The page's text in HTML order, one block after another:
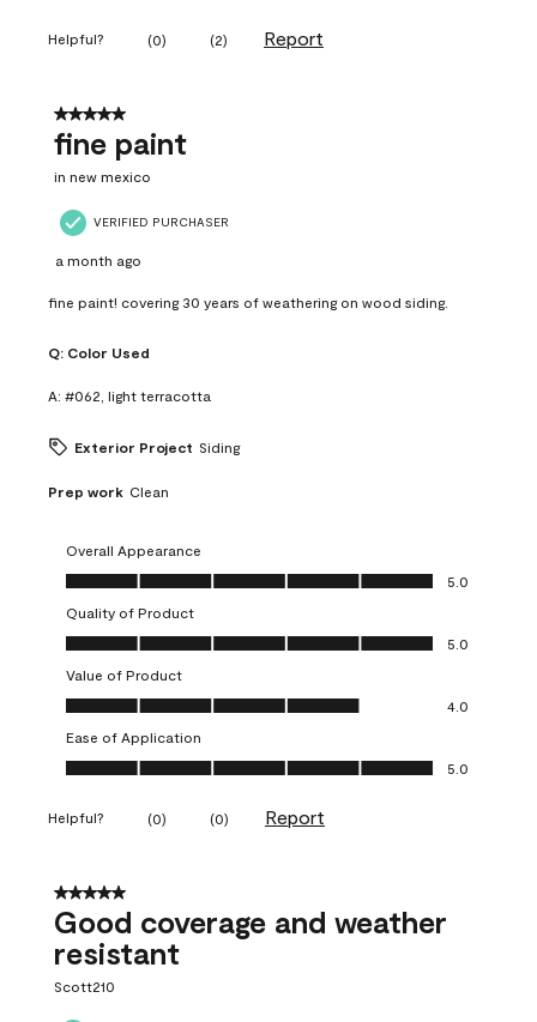
Helpful? (0) (2) Report
5 out of 5 stars.
fine paint
in new mexico
VERIFIED PURCHASER
a month ago
fine paint! covering 30 years of weathering on wood siding.
Q: Color Used
A: #062, light terracotta
Exterior Project Siding
Prep work Clean
Overall Appearance
Overall Appearance, 5.0 out of 5
5.0
Quality of Product
Quality of Product, 5.0 out of 5
5.0
Value of Product
Value of Product, 4.0 out of 5
4.0
Ease of Application
Ease of Application, 5.0 out of 5
5.0
Helpful? (0) (0) Report
5 out of 5 stars.
Good coverage and weather
resistant
Scott210